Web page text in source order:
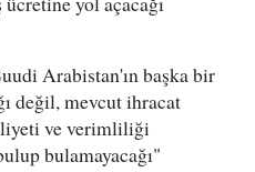
Arabistan'ın başka bir
değil, mevcut ihracat
ve verimliliği
bulamayacağı"